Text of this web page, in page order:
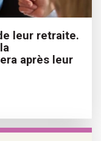
leur retraite.
après leur